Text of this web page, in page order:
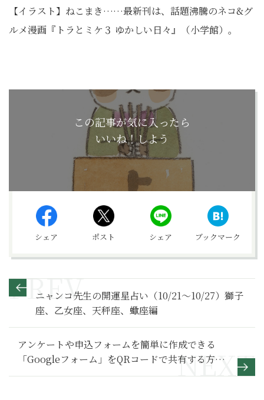
【イラスト】ねこまき……最新刊は、話題沸騰のネコ&グ
ルメ漫画『トラとミケ３ ゆかしい日々』（小学館）。
この記事が気に入ったら
いいね！しよう
シェア ポスト シェア ブックマーク
ニャンコ先生の開運星占い（10/21～10/27）獅子
座、乙女座、天秤座、蠍座編
アンケートや申込フォームを簡単に作成できる
「Googleフォーム」をQRコードで共有する方法
【Google活用基本のき】